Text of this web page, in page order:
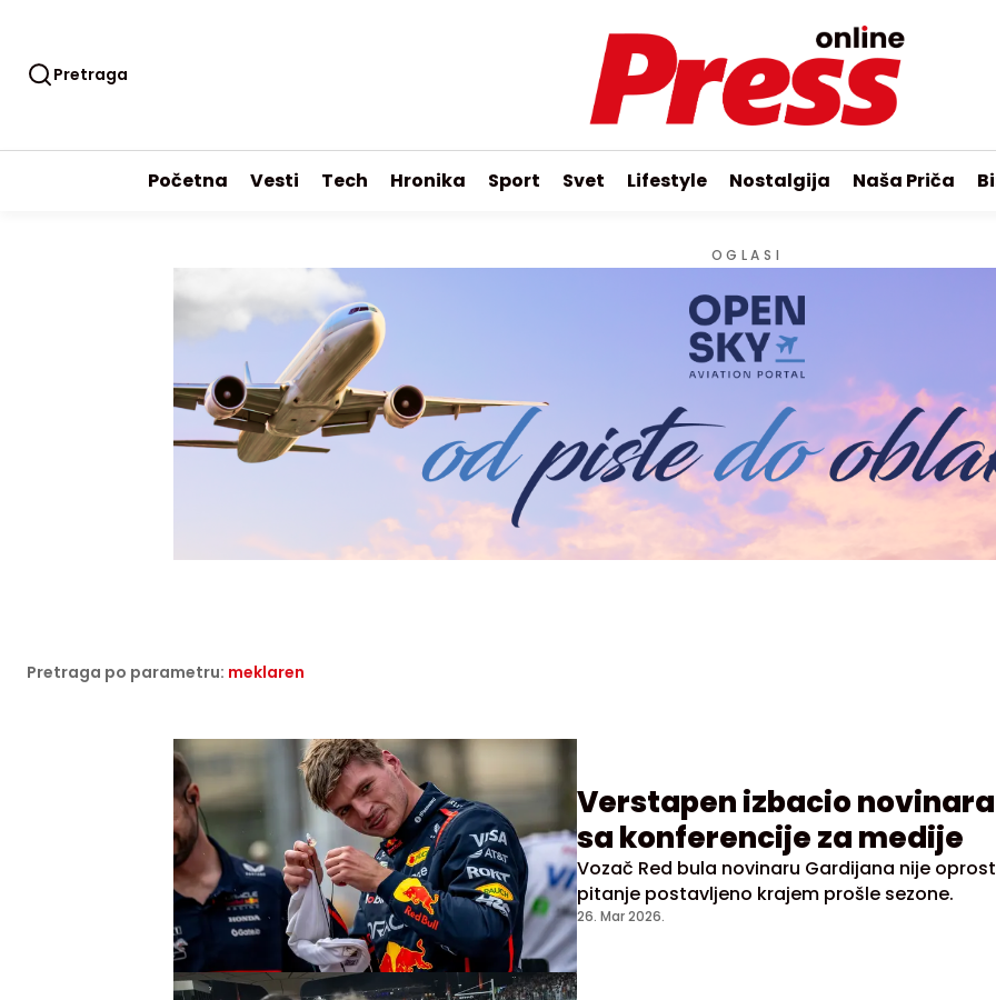
Pretraga
Početna Vesti Tech Hronika Sport Svet Lifestyle Nostalgija Naša Priča
OGLASI
Pretraga po parametru: meklaren
Verstapen izbacio novinara
sa konferencije za medije
Vozač Red bula novinaru Gardijana nije
pitanje postavljeno krajem prošle sezone.
26. Mar 2026.